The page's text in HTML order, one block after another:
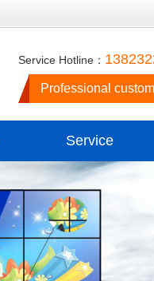
Service Hotline：
Professional
Service